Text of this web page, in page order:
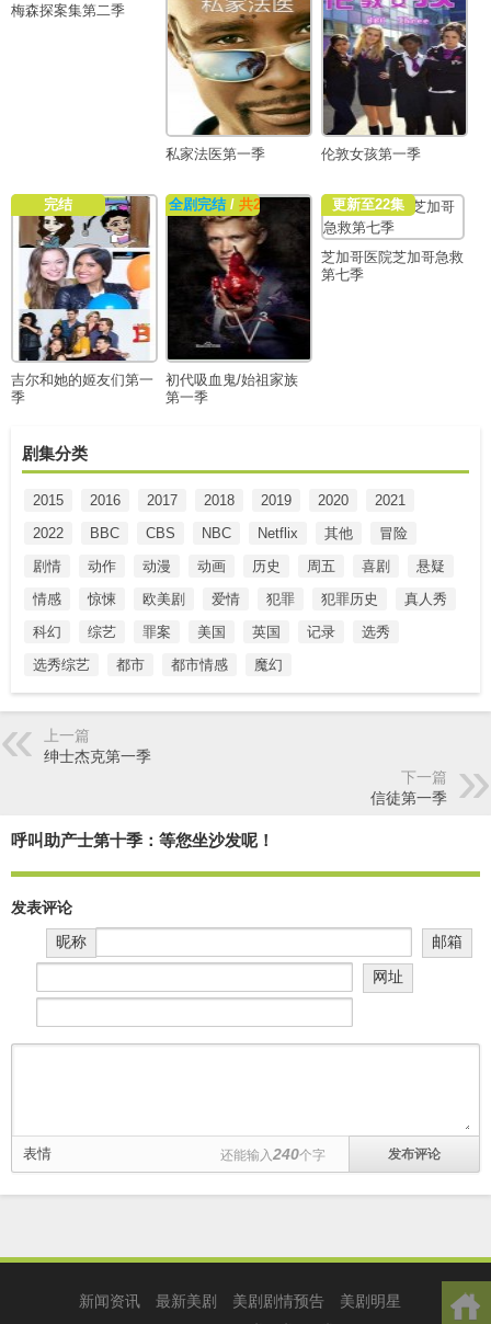
梅森探案集第二季
私家法医第一季 伦敦女孩第一季
完结
吉尔和她的姬友们第一
季
全剧完结 /共22集
初代吸血鬼/始祖家族
第一季
更新至22集
芝加哥医院芝加哥急救
第七季
剧集分类
2015 2016 2017 2018 2019 2020
2021
2022
BBC CBS NBC Netflix 其他
冒险
剧情
动作 动漫 动画 历史 周五 喜剧
悬疑
情感
惊悚 欧美剧 爱情 犯罪 犯罪历史
真人秀
科幻
综艺 罪案 美国 英国 记录
选秀
选秀综艺
都市 都市情感 魔幻
上一篇
绅士杰克第一季
下一篇
信徒第一季
呼叫助产士第十季：等您坐沙发呢！
发表评论
昵称
邮箱
网址
表情 还能输入240个字
新闻资讯 最新美剧 美剧剧情预告 美剧明星